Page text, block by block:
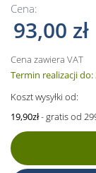
Cena:
93,00 zł
Cena zawiera VAT
Termin realizacji
Koszt wysyłki od:
19,90zł- gratis od